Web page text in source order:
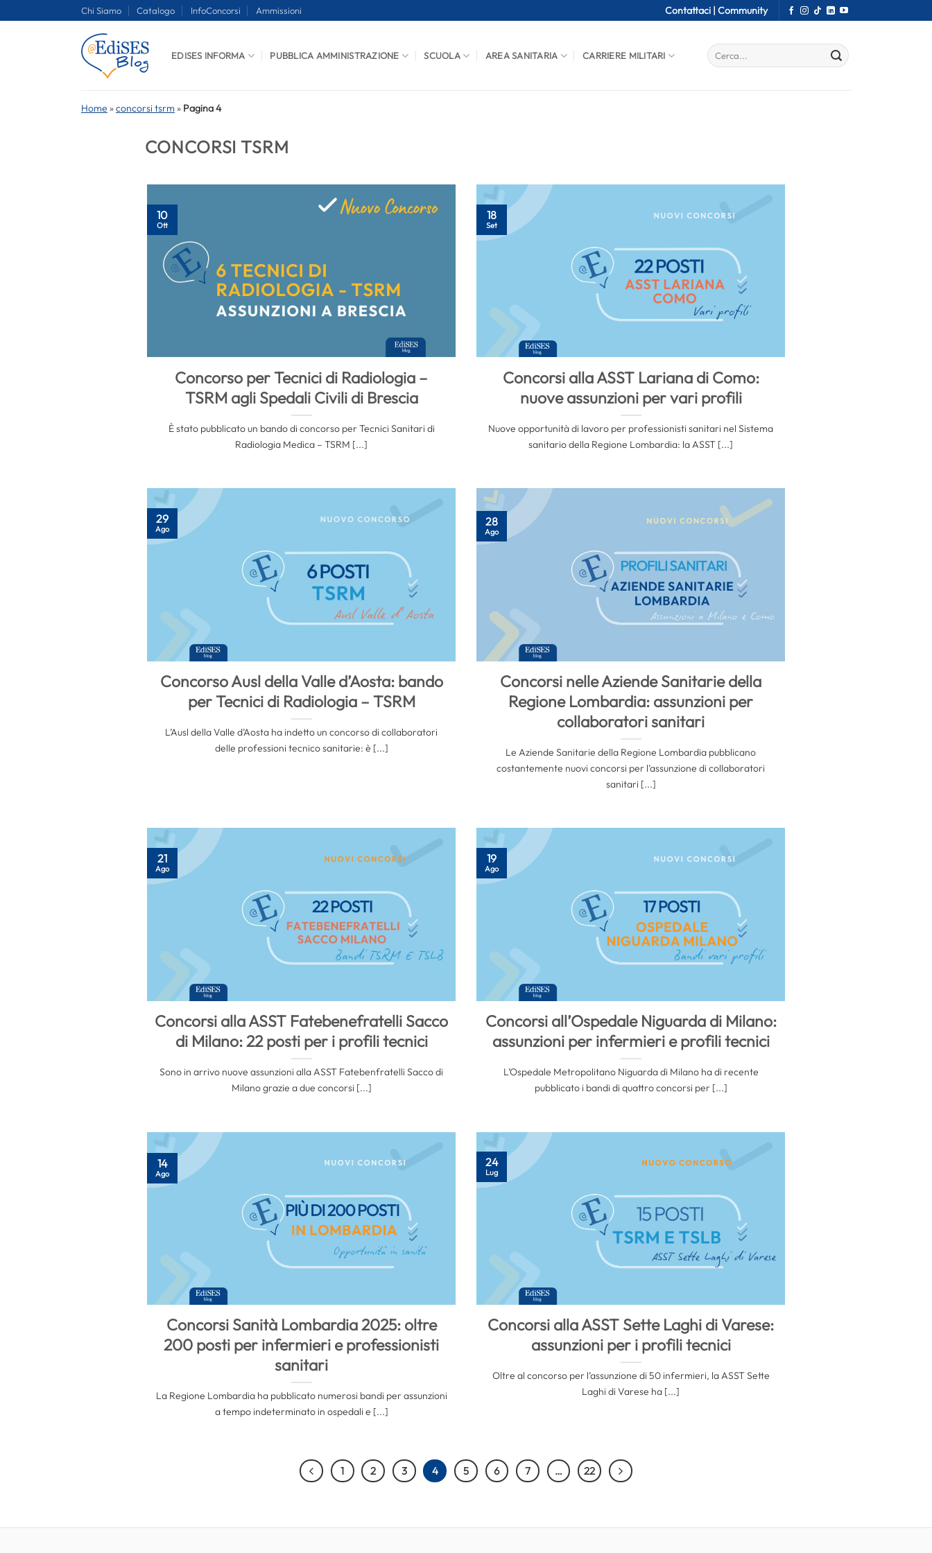
Chi Siamo Catalogo InfoConcorsi Ammissioni Contattaci | Community
EDISES INFORMA PUBBLICA AMMINISTRAZIONE SCUOLA AREA SANITARIA CARRIERE MILITARI
Home »concorsi tsrm » Pagina 4
CONCORSI TSRM
Concorso per Tecnici di Radiologia –
TSRM agli Spedali Civili di Brescia
È stato pubblicato un bando di concorso per Tecnici Sanitari di
Radiologia Medica – TSRM [...]
10
Ott
Concorsi alla ASST Lariana di Como:
nuove assunzioni per vari profili
Nuove opportunità di lavoro per professionisti sanitari nel Sistema
sanitario della Regione Lombardia: la ASST [...]
18
Set
Concorso Ausl della Valle d’Aosta: bando
per Tecnici di Radiologia – TSRM
L’Ausl della Valle d’Aosta ha indetto un concorso di collaboratori
delle professioni tecnico sanitarie: è [...]
29
Ago
Concorsi nelle Aziende Sanitarie della
Regione Lombardia: assunzioni per
collaboratori sanitari
Le Aziende Sanitarie della Regione Lombardia pubblicano
costantemente nuovi concorsi per l’assunzione di collaboratori
sanitari [...]
28
Ago
Concorsi alla ASST Fatebenefratelli Sacco
di Milano: 22 posti per i profili tecnici
Sono in arrivo nuove assunzioni alla ASST Fatebenfratelli Sacco di
Milano grazie a due concorsi [...]
21
Ago
Concorsi all’Ospedale Niguarda di Milano:
assunzioni per infermieri e profili tecnici
L’Ospedale Metropolitano Niguarda di Milano ha di recente
pubblicato i bandi di quattro concorsi per [...]
19
Ago
Concorsi Sanità Lombardia 2025: oltre
200 posti per infermieri e professionisti
sanitari
La Regione Lombardia ha pubblicato numerosi bandi per assunzioni
a tempo indeterminato in ospedali e [...]
14
Ago
Concorsi alla ASST Sette Laghi di Varese:
assunzioni per i profili tecnici
Oltre al concorso per l’assunzione di 50 infermieri, la ASST Sette
Laghi di Varese ha [...]
24
Lug
1 2 3 4 5 6 7 … 22